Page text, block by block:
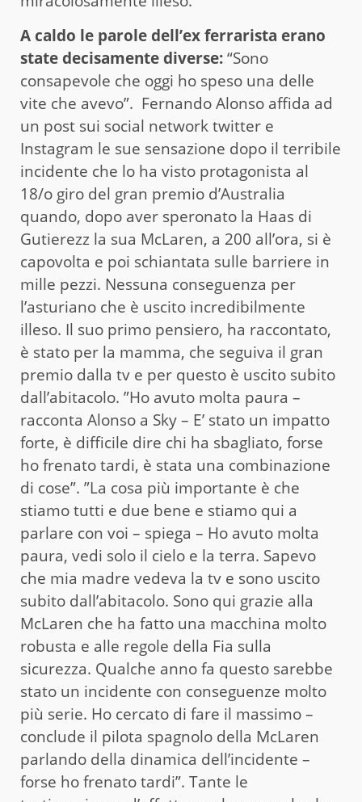
A caldo le parole dell’ex ferrarista erano
state decisamente diverse:“Sono
consapevole che oggi ho speso una delle
vite che avevo”. Fernando Alonso affida ad
un post sui social network twitter e
Instagram le sue sensazione dopo il terribile
incidente che lo ha visto protagonista al
18/o giro del gran premio d’Australia
quando, dopo aver speronato la Haas di
Gutierezz la sua McLaren, a 200 all’ora, si è
capovolta e poi schiantata sulle barriere in
mille pezzi. Nessuna conseguenza per
l’asturiano che è uscito incredibilmente
illeso. Il suo primo pensiero, ha raccontato,
è stato per la mamma, che seguiva il gran
premio dalla tv e per questo è uscito subito
dall’abitacolo. ”Ho avuto molta paura –
racconta Alonso a Sky – E’ stato un impatto
forte, è difficile dire chi ha sbagliato, forse
ho frenato tardi, è stata una combinazione
di cose”. ”La cosa più importante è che
stiamo tutti e due bene e stiamo qui a
parlare con voi – spiega – Ho avuto molta
paura, vedi solo il cielo e la terra. Sapevo
che mia madre vedeva la tv e sono uscito
subito dall’abitacolo. Sono qui grazie alla
McLaren che ha fatto una macchina molto
robusta e alle regole della Fia sulla
sicurezza. Qualche anno fa questo sarebbe
stato un incidente con conseguenze molto
più serie. Ho cercato di fare il massimo –
conclude il pilota spagnolo della McLaren
parlando della dinamica dell’incidente –
forse ho frenato tardi”. Tante le